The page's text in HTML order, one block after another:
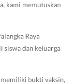
kami memutuskan
Raya
siswa dan keluarga
bukti vaksin,